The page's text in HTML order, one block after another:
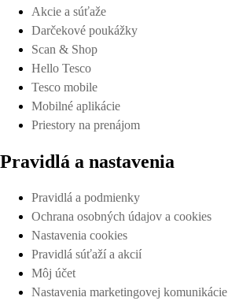
Akcie a súťaže
Darčekové poukážky
Scan & Shop
Hello Tesco
Tesco mobile
Mobilné aplikácie
Priestory na prenájom
Pravidlá a nastavenia
Pravidlá a podmienky
Ochrana osobných údajov a cookies
Nastavenia cookies
Pravidlá súťaží a akcií
Môj účet
Nastavenia marketingovej komunikácie